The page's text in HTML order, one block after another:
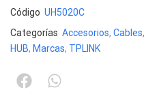
Código UH5020C
Categorías Accesorios, Cables,
HUB, Marcas, TPLINK